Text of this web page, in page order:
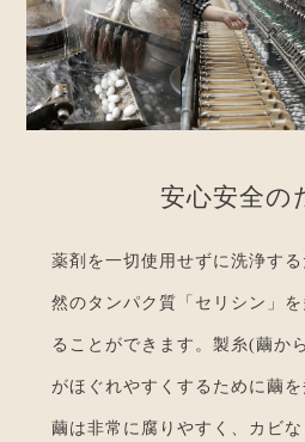
安心安全の
薬剤を一切使用せずに洗浄す
然のタンパク質「セリシン」
ることができます。製糸(繭か
がほぐれやすくするために繭
繭は非常に腐りやすく、カビな